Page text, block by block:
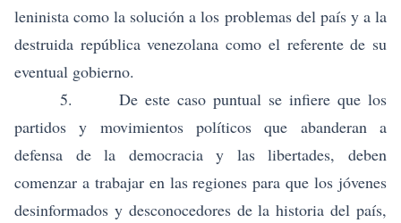
leninista como la solución a los problemas del país y a la
destruida república venezolana como el referente de su
eventual gobierno.
5. De este caso puntual se infiere que los
partidos y movimientos políticos que abanderan a
defensa de la democracia y las libertades, deben
comenzar a trabajar en las regiones para que los jóvenes
desinformados y desconocedores de la historia del país,